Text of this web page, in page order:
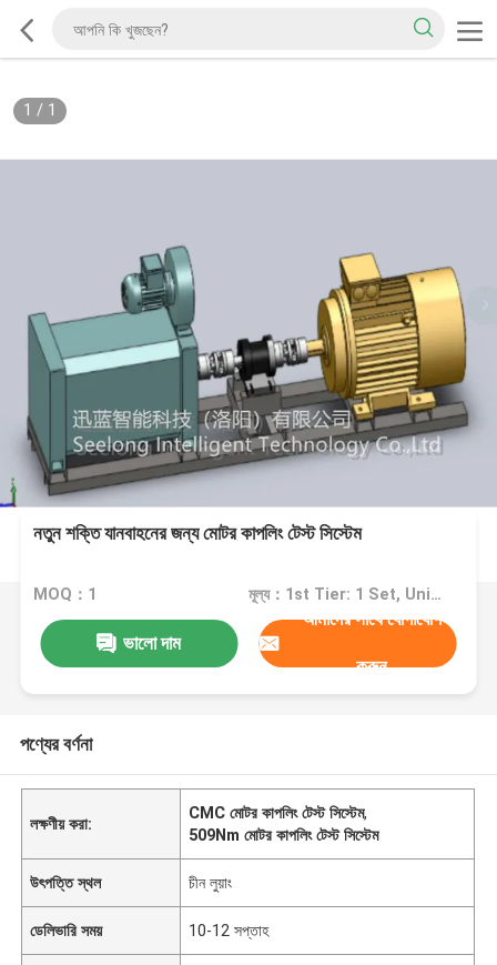
1 / 1
নতুন শক্তি যানবাহনের জন্য মোটর কাপলিং টেস্ট সিস্টেম
MOQ：1 মূল্য：1st Tier: 1 Set, Unit Price USD 3.00 2nd Tier: 2-5 Sets, Unit Price USD 2.00 3rd Tier: Over 5 Sets, Unit Price USD 1.00
ভালো দাম
আমাদের সাথে যোগাযোগ
করুন
পণ্যের বর্ণনা
লক্ষণীয় করা:
CMC মোটর কাপলিং টেস্ট সিস্টেম,
509Nm মোটর কাপলিং টেস্ট সিস্টেম
উৎপত্তি স্থল চীন লুয়াং
ডেলিভারি সময় 10-12 সপ্তাহ